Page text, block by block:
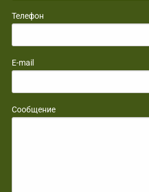
Телефон
E-mail
Сообщение